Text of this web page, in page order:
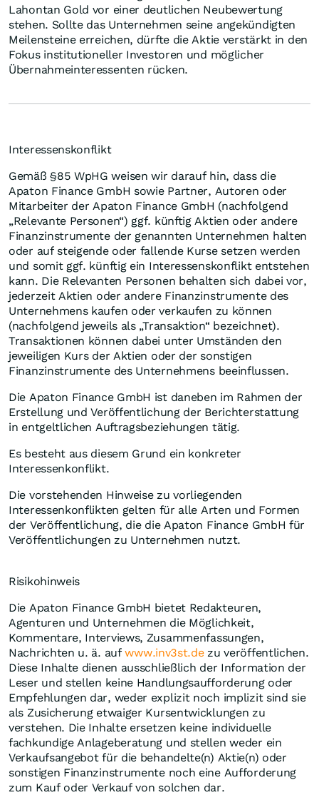
Lahontan Gold vor einer deutlichen Neubewertung
stehen. Sollte das Unternehmen seine angekündigten
Meilensteine erreichen, dürfte die Aktie verstärkt in den
Fokus institutioneller Investoren und möglicher
Übernahmeinteressenten rücken.
Interessenskonflikt
Gemäß §85 WpHG weisen wir darauf hin, dass die
Apaton Finance GmbH sowie Partner, Autoren oder
Mitarbeiter der Apaton Finance GmbH (nachfolgend
„Relevante Personen“) ggf. künftig Aktien oder andere
Finanzinstrumente der genannten Unternehmen halten
oder auf steigende oder fallende Kurse setzen werden
und somit ggf. künftig ein Interessenskonflikt entstehen
kann. Die Relevanten Personen behalten sich dabei vor,
jederzeit Aktien oder andere Finanzinstrumente des
Unternehmens kaufen oder verkaufen zu können
(nachfolgend jeweils als „Transaktion“ bezeichnet).
Transaktionen können dabei unter Umständen den
jeweiligen Kurs der Aktien oder der sonstigen
Finanzinstrumente des Unternehmens beeinflussen.
Die Apaton Finance GmbH ist daneben im Rahmen der
Erstellung und Veröffentlichung der Berichterstattung
in entgeltlichen Auftragsbeziehungen tätig.
Es besteht aus diesem Grund ein konkreter
Interessenkonflikt.
Die vorstehenden Hinweise zu vorliegenden
Interessenkonflikten gelten für alle Arten und Formen
der Veröffentlichung, die die Apaton Finance GmbH für
Veröffentlichungen zu Unternehmen nutzt.
Risikohinweis
Die Apaton Finance GmbH bietet Redakteuren,
Agenturen und Unternehmen die Möglichkeit,
Kommentare, Interviews, Zusammenfassungen,
Nachrichten u. ä. aufwww.inv3st.dezu veröffentlichen.
Diese Inhalte dienen ausschließlich der Information der
Leser und stellen keine Handlungsaufforderung oder
Empfehlungen dar, weder explizit noch implizit sind sie
als Zusicherung etwaiger Kursentwicklungen zu
verstehen. Die Inhalte ersetzen keine individuelle
fachkundige Anlageberatung und stellen weder ein
Verkaufsangebot für die behandelte(n) Aktie(n) oder
sonstigen Finanzinstrumente noch eine Aufforderung
zum Kauf oder Verkauf von solchen dar.